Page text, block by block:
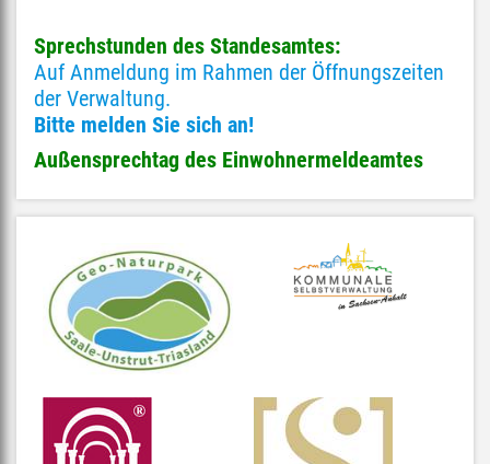
Sprechstunden des Standesamtes:
Auf Anmeldung im Rahmen der Öffnungszeiten
der Verwaltung.
Bitte melden Sie sich an!
Außensprechtag des Einwohnermeldeamtes